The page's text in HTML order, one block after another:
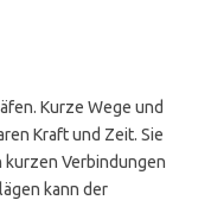
Kurze Wege und
Kraft und Zeit. Sie
Verbindungen
kann der